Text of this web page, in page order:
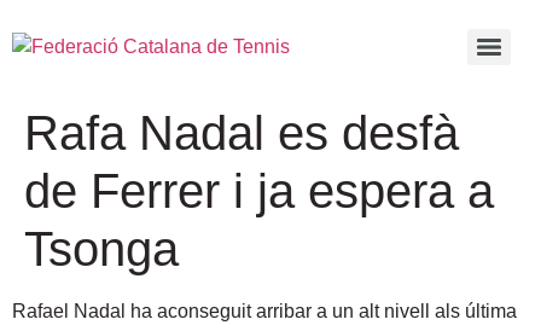
Rafa Nadal es desfà
de Ferrer i ja espera a
Tsonga
Rafael Nadal ha aconseguit arribar a un alt nivell als última